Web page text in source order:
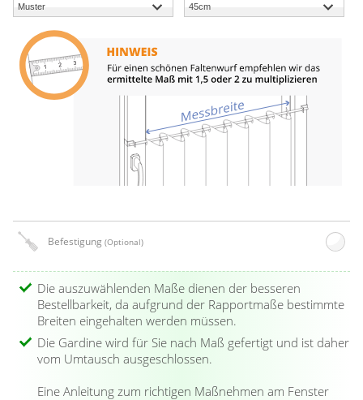
Befestigung (Optional)
Die auszuwählenden Maße dienen der besseren
Bestellbarkeit, da aufgrund der Rapportmaße bestimmte
Breiten eingehalten werden müssen.
Die Gardine wird für Sie nach Maß gefertigt und ist daher
vom Umtausch ausgeschlossen.
Eine Anleitung zum richtigen Maßnehmen am Fenster